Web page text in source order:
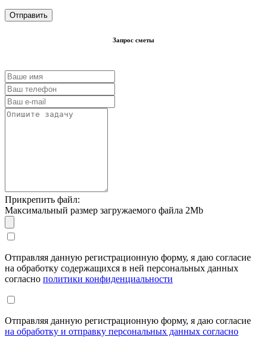
Запрос сметы
Прикрепить файл:
Максимальный размер загружаемого файла 2Mb
Отправляя данную регистрационную форму, я даю согласие
на обработку содержащихся в ней персональных данных
согласно политики конфиденциальности
Отправляя данную регистрационную форму, я даю согласие
на обработку и отправку персональных данных согласно